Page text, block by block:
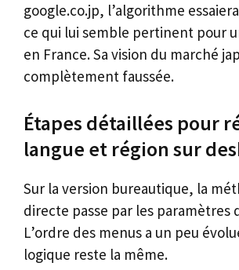
google.co.jp, l’algorithme
ce qui lui semble pertinent pour
en France. Sa vision du marché
complètement faussée.
Étapes détaillées pour
langue et région sur
Sur la version bureautique, la
directe passe par les paramètres
L’ordre des menus a un peu
logique reste la même.